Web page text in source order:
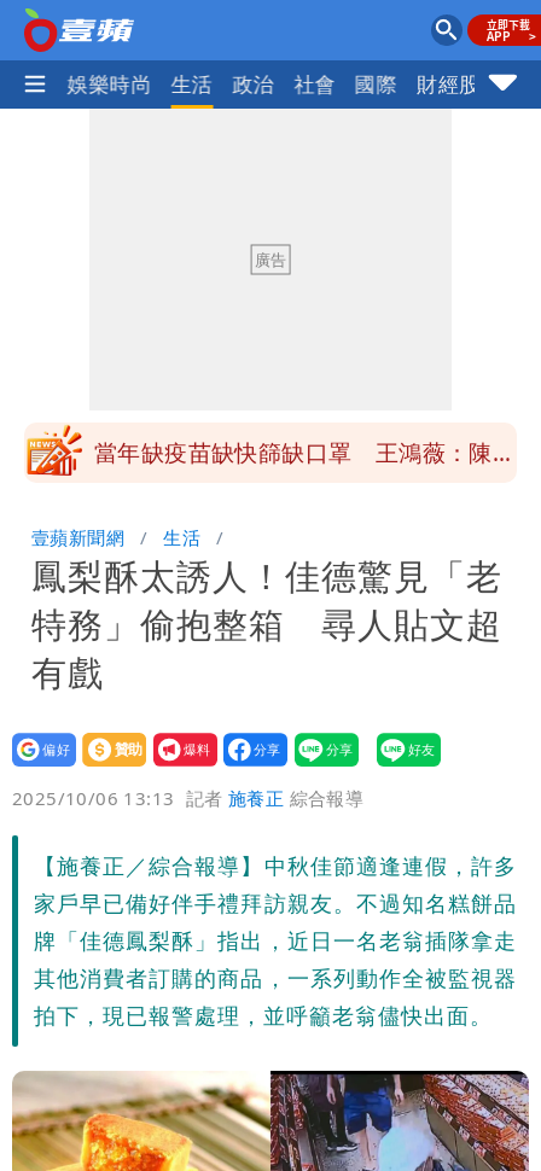
熱門 娛樂時尚 生活 政治 社會 國際 財經股市
很多謹慎判斷當時未被理解
抄襲造假當上劍橋大學教授 神鬼級履歷
10.6億顧問費決策過程在哪
當年缺疫苗缺快篩缺口罩 王鴻薇：陳時
聲押？交保？複訊後揭曉
慈濟買BNT遭詐10億元 蔡英文：政府
很多謹慎判斷當時未被理解
抄襲造假當上劍橋大學教授 神鬼級履歷
「攏係假」
壹蘋新聞網 生活
鳳梨酥太誘人！佳德驚見「老
特務」偷抱整箱 尋人貼文超
有戲
設為
贊助
我要
爆料
2025/10/06 13:13 記者施養正 綜合報導
【施養正／綜合報導】中秋佳節適逢連假，許多
家戶早已備好伴手禮拜訪親友。不過知名糕餅品
牌「佳德鳳梨酥」指出，近日一名老翁插隊拿走
其他消費者訂購的商品，一系列動作全被監視器
拍下，現已報警處理，並呼籲老翁儘快出面。